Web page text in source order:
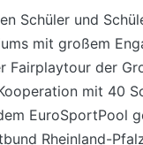
Schüler und
mit großem
Fairplaytour der
mit 40
EuroSportPool
Rheinland-